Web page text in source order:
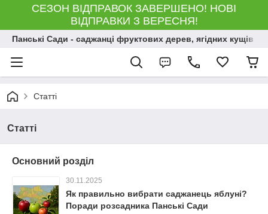
СЕЗОН ВІДПРАВОК ЗАВЕРШЕНО! НОВІ
ВІДПРАВКИ З ВЕРЕСНЯ!
Панські Сади - саджанці фруктових дерев, ягідних кущів і
Статті
Статті
Основний розділ
30.11.2025
Як правильно вибрати саджанець яблуні?
Поради розсадника Панські Сади